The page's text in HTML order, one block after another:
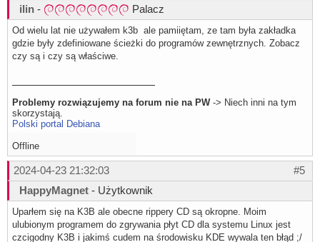
ilin - Palacz
Od wielu lat nie używałem k3b ale pamiiętam, ze tam była zakładka
gdzie były zdefiniowane ścieżki do programów zewnętrznych. Zobacz
czy są i czy są właściwe.
Problemy rozwiązujemy na forum nie na PW-> Niech inni na tym
skorzystają.
Polski portal Debiana
Offline
#5
2024-04-23 21:32:03
HappyMagnet - Użytkownik
Uparłem się na K3B ale obecne rippery CD są okropne. Moim
ulubionym programem do zgrywania płyt CD dla systemu Linux jest
czcigodny K3B i jakimś cudem na środowisku KDE wywala ten błąd ;/